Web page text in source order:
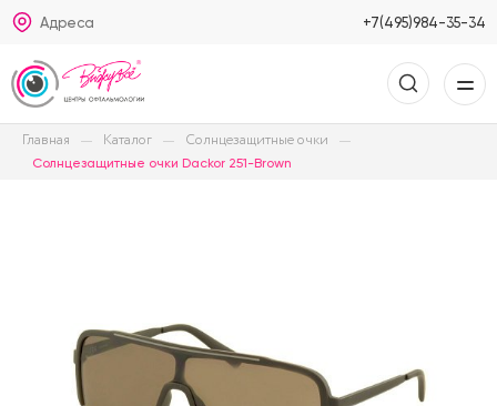
Адреса +7(495)984-35-34
Главная Каталог Солнцезащитные очки
Солнцезащитные очки Dackor 251-Brown